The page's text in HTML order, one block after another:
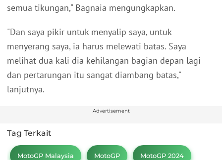
semua tikungan," Bagnaia mengungkapkan.
"Dan saya pikir untuk menyalip saya, untuk
menyerang saya, ia harus melewati batas. Saya
melihat dua kali dia kehilangan bagian depan lagi
dan pertarungan itu sangat diambang batas,"
lanjutnya.
Advertisement
Tag Terkait
MotoGP Malaysia MotoGP MotoGP 2024